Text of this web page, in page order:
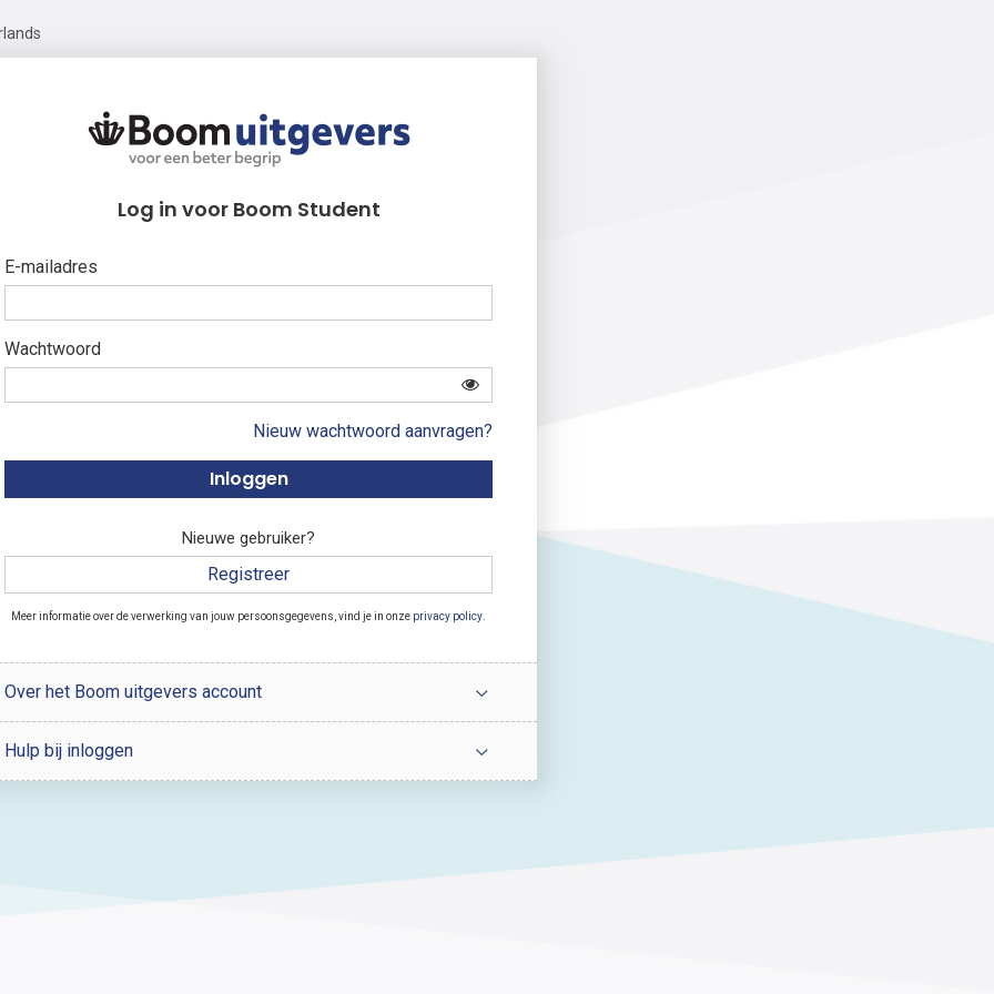
Log in voor Boom Student
E-mailadres
Wachtwoord
Nieuw wachtwoord aanvragen?
Nieuwe gebruiker?
Registreer
Meer informatie over de verwerking van jouw persoonsgegevens, vind je in onze privacy policy
Over het Boom uitgevers account
Hulp bij inloggen